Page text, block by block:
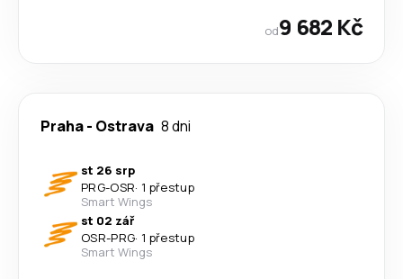
od9 682 Kč
Praha- Ostrava 8 dni
st 26 srp
PRG-OSR· 1 přestup
Smart Wings
st 02 zář
OSR-PRG· 1 přestup
Smart Wings